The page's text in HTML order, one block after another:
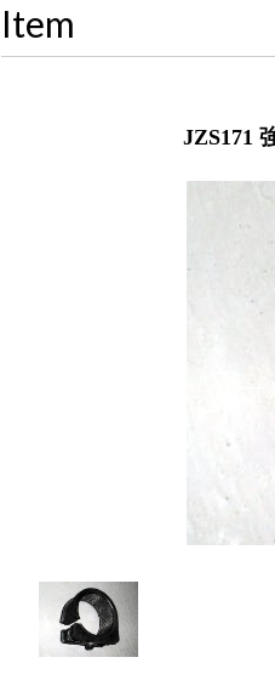
Item
JZS171